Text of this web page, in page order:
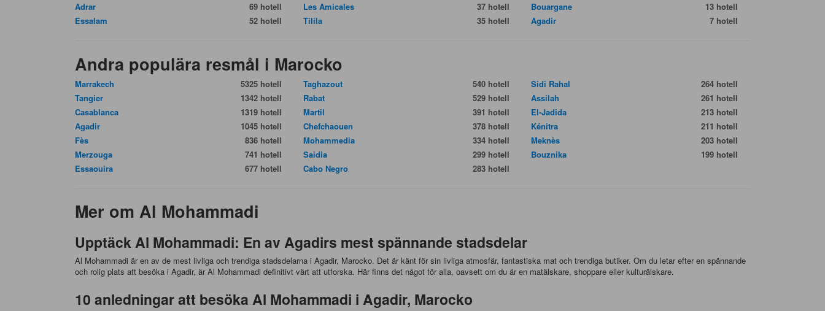
Adrar
69 hotell
Essalam
52 hotell
Les Amicales
37 hotell
Tilila
35 hotell
Bouargane
13 hotell
Agadir
7 hotell
Andra populära resmål i Marocko
Marrakech
5325 hotell
Tangier
1342 hotell
Casablanca
1319 hotell
Agadir
1045 hotell
Fès
836 hotell
Merzouga
741 hotell
Essaouira
677 hotell
Taghazout
540 hotell
Rabat
529 hotell
Martil
391 hotell
Chefchaouen
378 hotell
Mohammedia
334 hotell
Saidia
299 hotell
Cabo Negro
283 hotell
Sidi Rahal
264 hotell
Assilah
261 hotell
El-Jadida
213 hotell
Kénitra
211 hotell
Meknès
203 hotell
Bouznika
199 hotell
Mer om Al Mohammadi
Upptäck Al Mohammadi: En av Agadirs mest spännande stadsdelar
Al Mohammadi är en av de mest livliga och trendiga stadsdelarna i Agadir, Marocko. Det är känt för sin livliga atmosfär, fantastiska mat och trendiga butiker. Om du letar efter en spännande
och rolig plats att besöka i Agadir, är Al Mohammadi definitivt värt att utforska. Här finns det något för alla, oavsett om du är en matälskare, shoppare eller kulturälskare.
10 anledningar att besöka Al Mohammadi i Agadir, Marocko